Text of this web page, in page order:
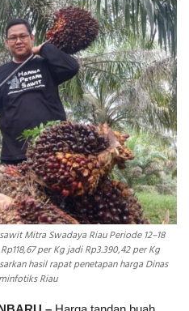
Mitra Swadaya Riau Periode 12–18
per Kg jadi Rp3.390,42 per Kg
hasil rapat penetapan harga Dinas
Riau